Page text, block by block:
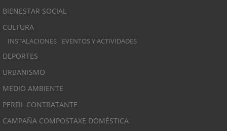
BIENESTAR SOCIAL
CULTURA
INSTALACIONES EVENTOS Y ACTIVIDADES
DEPORTES
URBANISMO
MEDIO AMBIENTE
PERFIL CONTRATANTE
CAMPAÑA COMPOSTAXE DOMÉSTICA